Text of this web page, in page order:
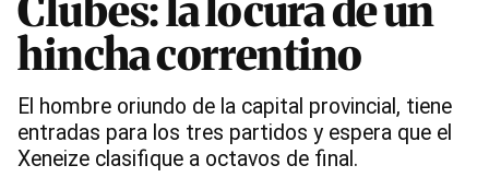
hincha correntino
El hombre oriundo de la capital provincial, tiene
entradas para los tres partidos y espera que el
Xeneize clasifique a octavos de final.